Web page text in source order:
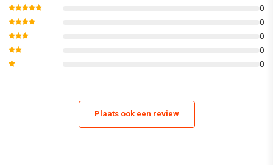
0
0
0
0
0
Plaats ook een review